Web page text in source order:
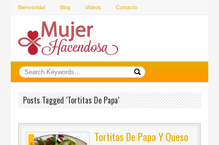
Bienvenida! Blog Videos Contacto
Posts Tagged ‘tortitas De Papa’
Tortitas De Papa Y Queso